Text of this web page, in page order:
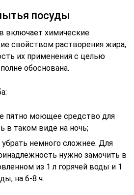
посуды
включает химические
свойством растворения жира,
их применения с целью
обоснована.
пятно моющее средство для
в таком виде на ночь;
немного сложнее. Для
нужно замочить в
из 1 л горячей воды и 1
на 6-8 ч.